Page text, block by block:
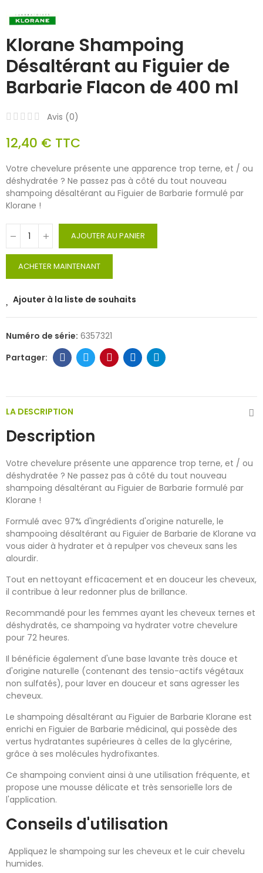
Klorane Shampoing
Désaltérant au Figuier de
Barbarie Flacon de 400 ml
Avis (0)
12,40 € TTC
Votre chevelure présente une apparence trop terne, et / ou
déshydratée ? Ne passez pas à côté du tout nouveau
shampoing désaltérant au Figuier de Barbarie formulé par
Klorane !
AJOUTER AU PANIER
ACHETER MAINTENANT
Ajouter à la liste de souhaits
Numéro de série: 6357321
LA DESCRIPTION
Description
Votre chevelure présente une apparence trop terne, et / ou
déshydratée ? Ne passez pas à côté du tout nouveau
shampoing désaltérant au Figuier de Barbarie formulé par
Klorane !
Formulé avec 97% d'ingrédients d'origine naturelle, le
shampooing désaltérant au Figuier de Barbarie de Klorane va
vous aider à hydrater et à repulper vos cheveux sans les
alourdir.
Tout en nettoyant efficacement et en douceur les cheveux,
il contribue à leur redonner plus de brillance.
Recommandé pour les femmes ayant les cheveux ternes et
déshydratés, ce shampoing va hydrater votre chevelure
pour 72 heures.
Il bénéficie également d'une base lavante très douce et
d'origine naturelle (contenant des tensio-actifs végétaux
non sulfatés), pour laver en douceur et sans agresser les
cheveux.
Le shampoing désaltérant au Figuier de Barbarie Klorane est
enrichi en Figuier de Barbarie médicinal, qui possède des
vertus hydratantes supérieures à celles de la glycérine,
grâce à ses molécules hydrofixantes.
Ce shampoing convient ainsi à une utilisation fréquente, et
propose une mousse délicate et très sensorielle lors de
l'application.
Conseils d'utilisation
Appliquez le shampoing sur les cheveux et le cuir chevelu
humides.